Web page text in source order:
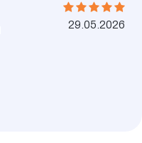
29.05.2026